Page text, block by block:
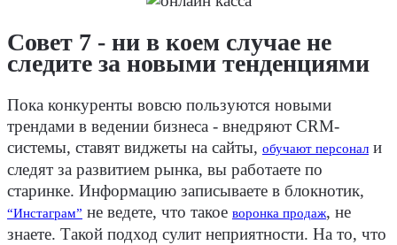
Совет 7 - ни в коем случае не
следите за новыми тенденциями
Пока конкуренты вовсю пользуются новыми
трендами в ведении бизнеса - внедряют CRM-
системы, ставят виджеты на сайты, обучают персонал и
следят за развитием рынка, вы работаете по
старинке. Информацию записываете в блокнотик,
“Инстаграм” не ведете, что такое воронка продаж, не
знаете. Такой подход сулит неприятности. На то, что